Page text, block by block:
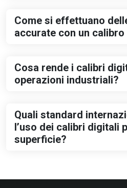
Come si effettuano
accurate con un
Cosa rende i calibri
operazioni industriali?
Quali standard
l’uso dei calibri digitali
superficie?